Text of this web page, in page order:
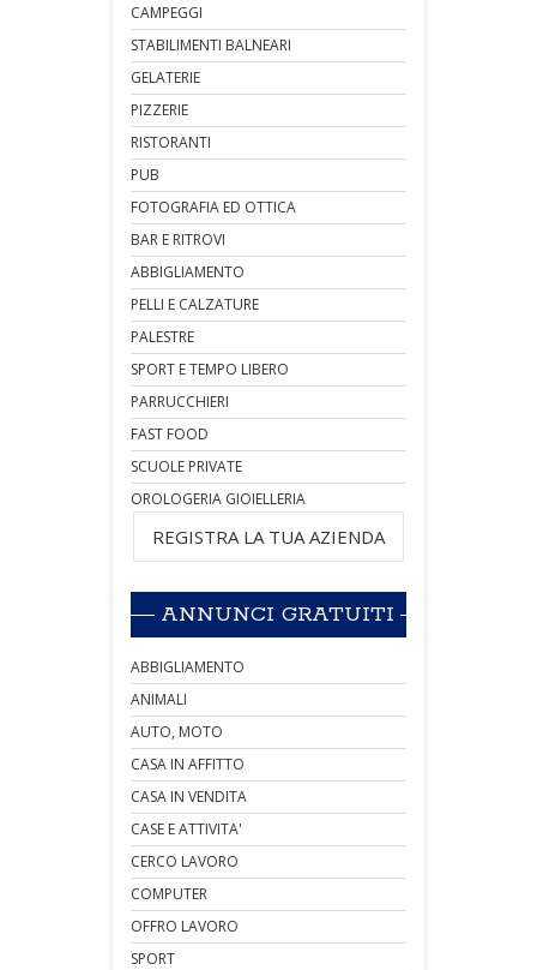
CAMPEGGI
STABILIMENTI BALNEARI
GELATERIE
PIZZERIE
RISTORANTI
PUB
FOTOGRAFIA ED OTTICA
BAR E RITROVI
ABBIGLIAMENTO
PELLI E CALZATURE
PALESTRE
SPORT E TEMPO LIBERO
PARRUCCHIERI
FAST FOOD
SCUOLE PRIVATE
OROLOGERIA GIOIELLERIA
REGISTRA LA TUA AZIENDA
ANNUNCI GRATUITI
ABBIGLIAMENTO
ANIMALI
AUTO, MOTO
CASA IN AFFITTO
CASA IN VENDITA
CASE E ATTIVITA'
CERCO LAVORO
COMPUTER
OFFRO LAVORO
SPORT